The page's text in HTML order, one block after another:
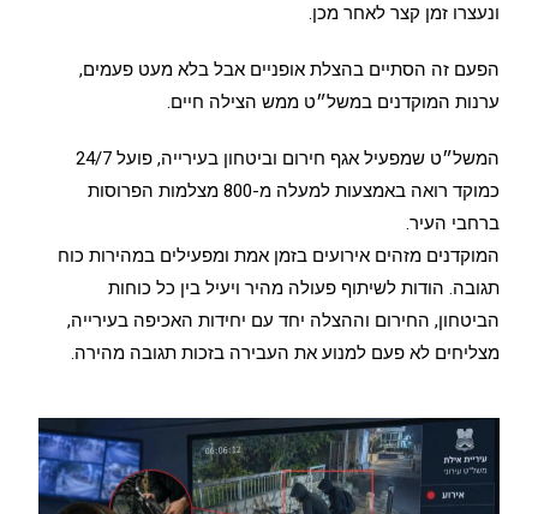
ונעצרו זמן קצר לאחר מכן.
הפעם זה הסתיים בהצלת אופניים אבל בלא מעט פעמים,
ערנות המוקדנים במשל״ט ממש הצילה חיים.
המשל״ט שמפעיל אגף חירום וביטחון בעירייה, פועל 24/7
כמוקד רואה באמצעות למעלה מ-800 מצלמות הפרוסות
ברחבי העיר.
המוקדנים מזהים אירועים בזמן אמת ומפעילים במהירות כוח
תגובה. הודות לשיתוף פעולה מהיר ויעיל בין כל כוחות
הביטחון, החירום וההצלה יחד עם יחידות האכיפה בעירייה,
מצליחים לא פעם למנוע את העבירה בזכות תגובה מהירה.